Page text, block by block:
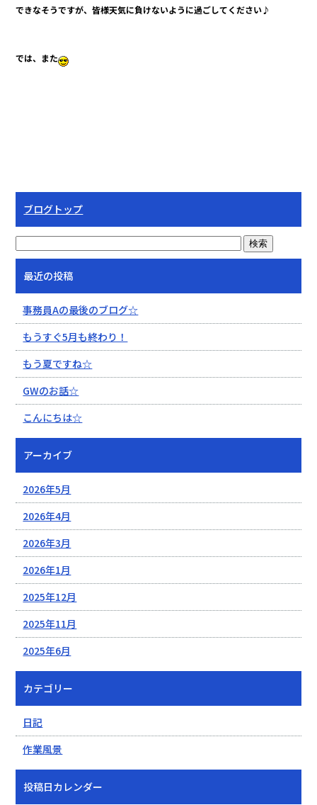
できなそうですが、皆様天気に負けないように過ごしてください♪
では、また
ブログトップ
最近の投稿
事務員Aの最後のブログ☆
もうすぐ5月も終わり！
もう夏ですね☆
GWのお話☆
こんにちは☆
アーカイブ
2026年5月
2026年4月
2026年3月
2026年1月
2025年12月
2025年11月
2025年6月
カテゴリー
日記
作業風景
投稿日カレンダー